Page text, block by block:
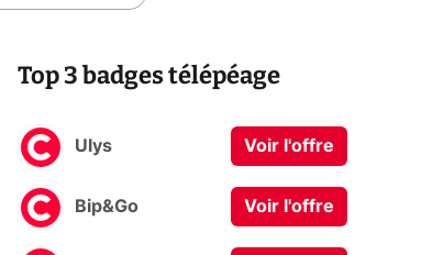
Top 3 badges télépéage
Ulys Voir l'offre
Bip&Go Voir l'offre